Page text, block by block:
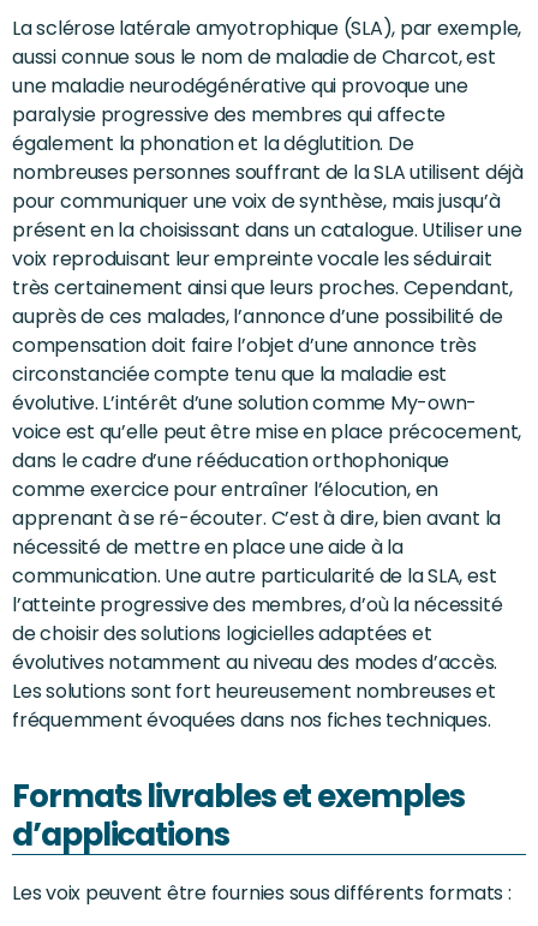
La sclérose latérale amyotrophique (SLA), par exemple,
aussi connue sous le nom de maladie de Charcot, est
une maladie neurodégénérative qui provoque une
paralysie progressive des membres qui affecte
également la phonation et la déglutition. De
nombreuses personnes souffrant de la SLA utilisent déjà
pour communiquer une voix de synthèse, mais jusqu’à
présent en la choisissant dans un catalogue. Utiliser une
voix reproduisant leur empreinte vocale les séduirait
très certainement ainsi que leurs proches. Cependant,
auprès de ces malades, l’annonce d’une possibilité de
compensation doit faire l’objet d’une annonce très
circonstanciée compte tenu que la maladie est
évolutive. L’intérêt d’une solution comme My-own-
voice est qu’elle peut être mise en place précocement,
dans le cadre d’une rééducation orthophonique
comme exercice pour entraîner l’élocution, en
apprenant à se ré-écouter. C’est à dire, bien avant la
nécessité de mettre en place une aide à la
communication. Une autre particularité de la SLA, est
l’atteinte progressive des membres, d’où la nécessité
de choisir des solutions logicielles adaptées et
évolutives notamment au niveau des modes d’accès.
Les solutions sont fort heureusement nombreuses et
fréquemment évoquées dans nos fiches techniques.
Formats livrables et exemples
d’applications
Les voix peuvent être fournies sous différents formats :